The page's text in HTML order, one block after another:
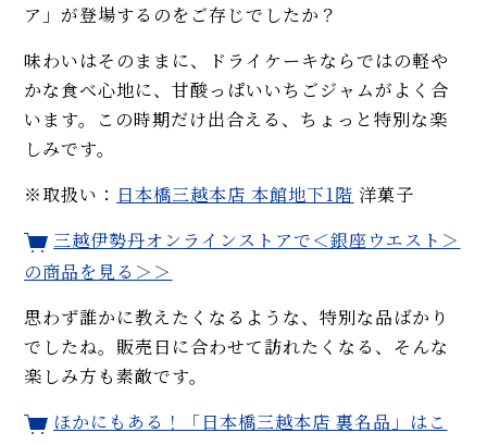
ア」が登場するのをご存じでしたか？
味わいはそのままに、ドライケーキならではの軽や
かな食べ心地に、甘酸っぱいいちごジャムがよく合
います。この時期だけ出合える、ちょっと特別な楽
しみです。
※取扱い： 日本橋三越本店 本館地下1階 洋菓子
三越伊勢丹オンラインストアで＜銀座ウエスト＞
の商品を見る＞＞
思わず誰かに教えたくなるような、特別な品ばかり
でしたね。販売日に合わせて訪れたくなる、そんな
楽しみ方も素敵です。
ほかにもある！「日本橋三越本店 裏名品」はこ